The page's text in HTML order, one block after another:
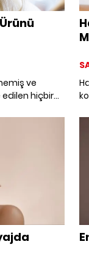
ve
hiçbir
arasına
makyaj